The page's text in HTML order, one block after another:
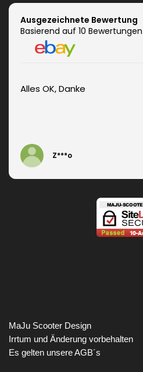
Ausgezeichnete Bewertung
Basierend auf 10 Bewertungen
Alles OK, Danke
Z***o
MaJu Scooter Design
Irrtum und Änderung vorbehalten
Es gelten unsere AGB´s